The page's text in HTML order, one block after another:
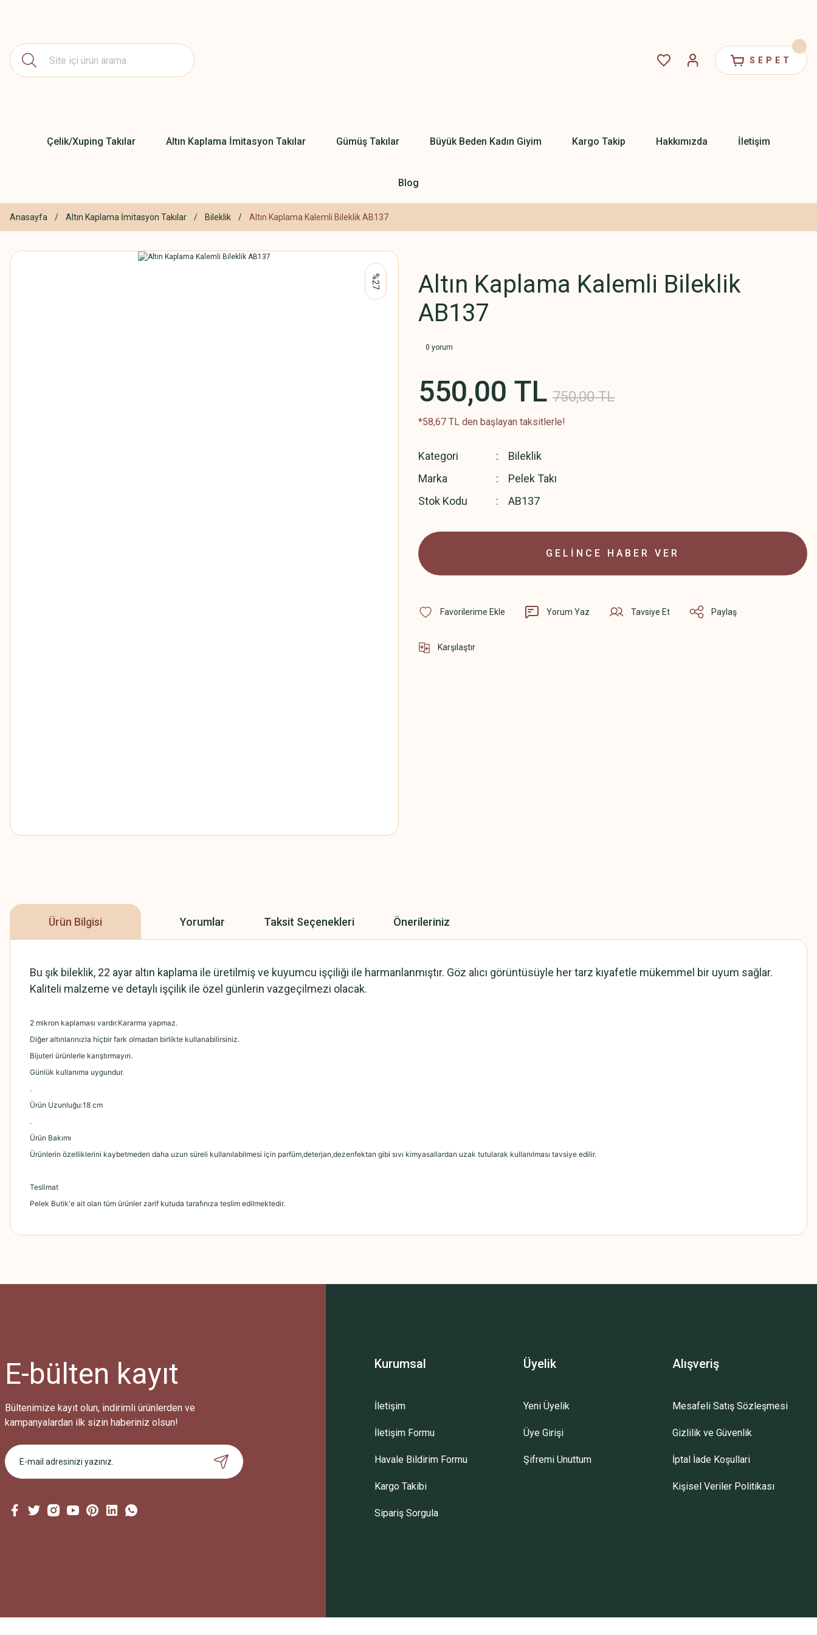
SEPET
Çelik/Xuping Takılar Altın Kaplama İmitasyon Takılar Gümüş Takılar Büyük Beden Kadın Giyim Kargo Takip Hakkımızda İletişim
Blog
Anasayfa Altın Kaplama İmitasyon Takılar Bileklik Altın Kaplama Kalemli Bileklik AB137
%27
Altın Kaplama Kalemli Bileklik
AB137
0 yorum
550,00 TL 750,00 TL
*58,67 TL den başlayan taksitlerle!
Kategori
Bileklik
Marka
Pelek Takı
Stok Kodu
AB137
GELİNCE HABER VER
Yorum Yaz Tavsiye Et Paylaş
Karşılaştır
Ürün Bilgisi Yorumlar Taksit Seçenekleri Önerileriniz
Bu şık bileklik, 22 ayar altın kaplama ile üretilmiş ve kuyumcu işçiliği ile harmanlanmıştır. Göz alıcı görüntüsüyle her tarz kıyafetle mükemmel bir uyum sağlar.
Kaliteli malzeme ve detaylı işçilik ile özel günlerin vazgeçilmezi olacak.
2 mikron kaplaması vardır.Kararma yapmaz.
Diğer altınlarınızla hiçbir fark olmadan birlikte kullanabilirsiniz.
Bijuteri ürünlerle karıştırmayın.
Günlük kullanıma uygundur.
.
Ürün Uzunluğu:18 cm
.
Ürün Bakımı
Ürünlerin özelliklerini kaybetmeden daha uzun süreli kullanılabilmesi için parfüm,deterjan,dezenfektan gibi sıvı kimyasallardan uzak tutularak kullanılması tavsiye edilir.
Teslimat
Pelek Butik'e ait olan tüm ürünler zarif kutuda tarafınıza teslim edilmektedir.
Bu ürüne ilk yorumu siz yapın!
Bu ürüne benzer farklı alternatifler olmalı.
Gönder
E-bülten kayıt
Bültenimize kayıt olun, indirimli ürünlerden ve
kampanyalardan ilk sizin haberiniz olsun!
Kurumsal
İletişim
İletişim Formu
Havale Bildirim Formu
Kargo Takibi
Sipariş Sorgula
Üyelik
Yeni Üyelik
Üye Girişi
Şifremi Unuttum
Alışveriş
Mesafeli Satış Sözleşmesi
Gizlilik ve Güvenlik
İptal İade Koşullari
Kişisel Veriler Politikası